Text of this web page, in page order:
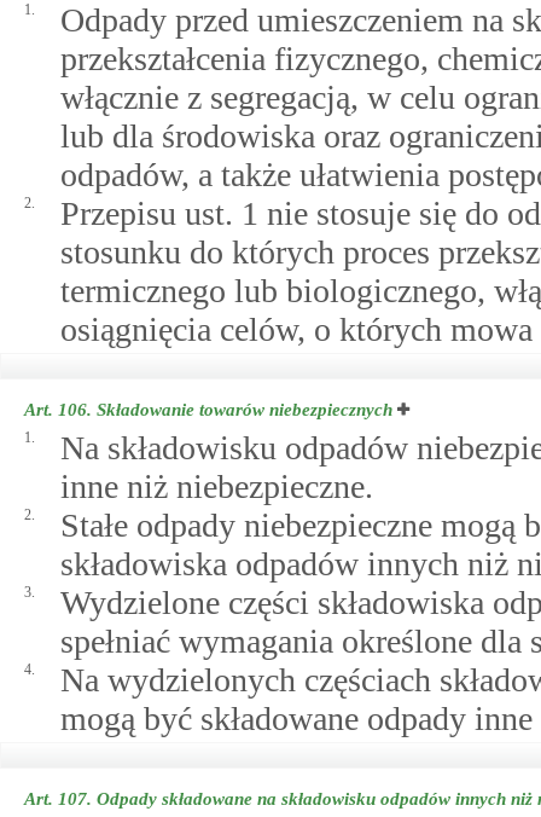
1.
Odpady przed umieszczeniem na
przekształcenia fizycznego,
włącznie z segregacją, w celu
lub dla środowiska oraz
odpadów, a także ułatwienia
2.
Przepisu ust. 1 nie stosuje się do
stosunku do których proces
termicznego lub biologicznego,
osiągnięcia celów, o których
Art. 106. Składowanie towarów niebezpiecznych
1.
Na składowisku odpadów
inne niż niebezpieczne.
2.
Stałe odpady niebezpieczne mogą
składowiska odpadów innych niż
3.
Wydzielone części składowiska
spełniać wymagania określone
4.
Na wydzielonych częściach
mogą być składowane odpady
Art. 107. Odpady składowane na składowisku odpadów innych niż